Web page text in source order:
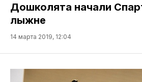
Дошколята начали
лыжне
14 марта 2019, 12:04